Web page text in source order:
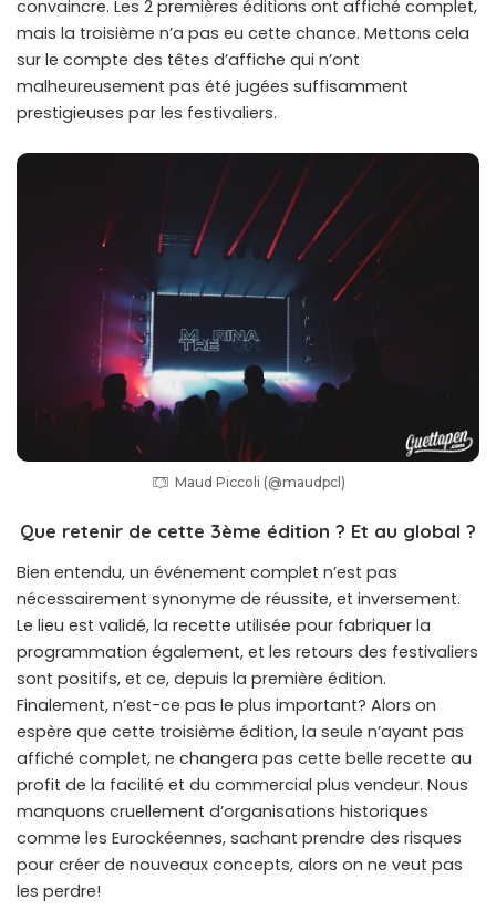
convaincre. Les 2 premières éditions ont affiché complet,
mais la troisième n’a pas eu cette chance. Mettons cela
sur le compte des têtes d’affiche qui n’ont
malheureusement pas été jugées suffisamment
prestigieuses par les festivaliers.
Maud Piccoli (@maudpcl)
Que retenir de cette 3ème édition ? Et au global ?
Bien entendu, un événement complet n’est pas
nécessairement synonyme de réussite, et inversement.
Le lieu est validé, la recette utilisée pour fabriquer la
programmation également, et les retours des festivaliers
sont positifs, et ce, depuis la première édition.
Finalement, n’est-ce pas le plus important? Alors on
espère que cette troisième édition, la seule n’ayant pas
affiché complet, ne changera pas cette belle recette au
profit de la facilité et du commercial plus vendeur. Nous
manquons cruellement d’organisations historiques
comme les Eurockéennes, sachant prendre des risques
pour créer de nouveaux concepts, alors on ne veut pas
les perdre!